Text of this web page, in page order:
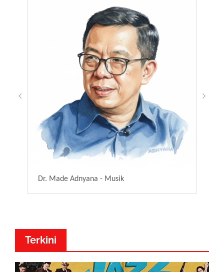
Dr. Made Adnyana - Musik
Terkini